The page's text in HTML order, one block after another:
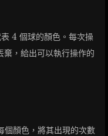
4
4 個球的顏色。每次操
棄，給出可以執行操作的
個顏色，將其出現的次數